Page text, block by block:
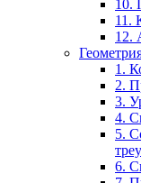
10.
11.
12.
1.
2.
3.
4.
5.
6.